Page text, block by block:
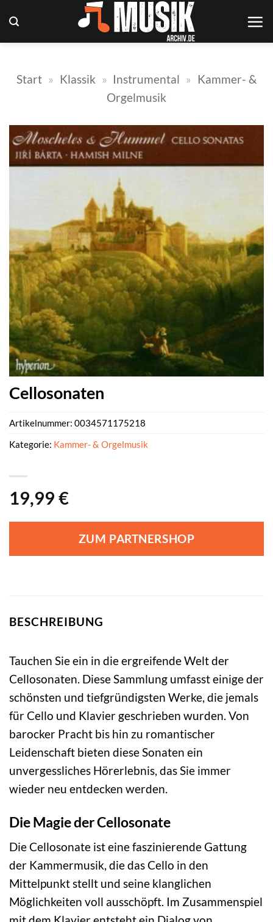
Inhalt
springen
Start » Klassik » Instrumental »
Kammer- &
Orgelmusik
Cellosonaten
19,99 €
ZUM PARTNERSHOP
Artikelnummer: 0034571175218
Kategorie: Kammer- & Orgelmusik
BESCHREIBUNG
Tauchen Sie ein in die ergreifende Welt der
Cellosonaten. Diese Sammlung umfasst einige der
schönsten und tiefgründigsten Werke, die jemals
für Cello und Klavier geschrieben wurden. Von
barocker Pracht bis hin zu romantischer
Leidenschaft bieten diese Sonaten ein
unvergessliches Hörerlebnis, das Sie immer
wieder neu entdecken werden.
Die Magie der Cellosonate
Die Cellosonate ist eine faszinierende Gattung
der Kammermusik, die das Cello in den
Mittelpunkt stellt und seine klanglichen
Möglichkeiten voll ausschöpft. Im Zusammenspiel